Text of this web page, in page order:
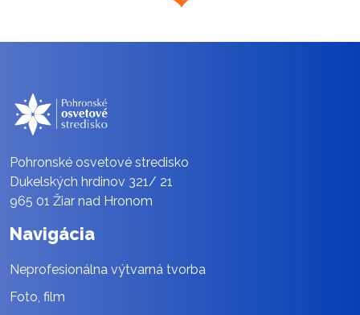
Pohronské osvetové stredisko
Dukelských hrdinov 321/ 21
965 01 Žiar nad Hronom
Navigácia
Neprofesionálna výtvarná tvorba
Foto, film